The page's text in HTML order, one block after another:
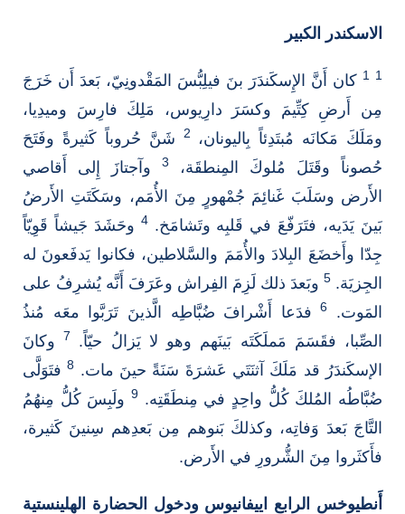
الاسكندر الكبير
1
1 كان أَنَّ الإِسكَندَرَ بنَ فيلِبُّسَ المَقْدونِيّ، بَعدَ أَن خَرَجَ
مِن أَرضِ كِتِّيمَ وكسَرَ دارِيوس، مَلِكَ فارِسَ وميدِيا،
ومَلَكَ مَكانَه مُبتَدِئاً بِاليونان،
2
شَنَّ حُروباً كَثيرةً وفَتَحَ
حُصوناً وقَتَلَ مُلوكَ المِنطقَة،
3
وآجتازَ إِلى أَقاصي
الأَرض وسَلَبَ غَنائِمَ جُمْهورٍ مِنَ الأُمَم، وسَكَتَتِ الأَرضُ
بَينَ يَدَيه، فتَرَفّعَ في قَلبِه وتَشامَخ.4 وحَشَدَ جَيشاً قَوِيّاً
جِدّا وأَخضَعَ البِلادَ والأُمَمَ والسَّلاطين، فكانوا يَدفَعونَ له
الجِزيَة. 5 وبَعدَ ذلك لَزِمَ الفِراش وعَرَفَ أَنَّه يُشرِفُ على
المَوت.
6فدَعا أَشْرافَ ضُبَّاطِه الَّذينَ تَرَبَّوا معَه مُنذُ
الصِّبا، فقَسَمَ مَملَكَتَه بَينَهم وهو لا يَزالُ حيّاً.
7
وكانَ
الإسكَندَرُ قد مَلَكَ آثنَتَي عَشرَةَ سَنَةً حينَ مات. 8فتَوَلَّى
ضُبَّاطُه المُلكَ كُلُّ واحِدٍ في مِنطَقَتِه. 9 ولَبِسَ كُلُّ مِنهُمُ
التَّاجَ بَعدَ وَفاتِه، وكذلكَ بَنوهم مِن بَعدِهم سِنينَ كَثيرة،
فأَكثَروا مِنَ الشُّرورِ في الأَرض.
أَنطيوخس الرابع اييفانيوس ودخول الحضارة الهلينستية